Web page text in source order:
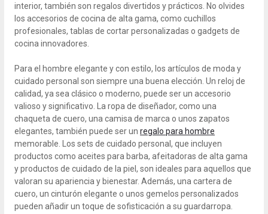
interior, también son regalos divertidos y prácticos. No olvides
los accesorios de cocina de alta gama, como cuchillos
profesionales, tablas de cortar personalizadas o gadgets de
cocina innovadores.
Para el hombre elegante y con estilo, los artículos de moda y
cuidado personal son siempre una buena elección. Un reloj de
calidad, ya sea clásico o moderno, puede ser un accesorio
valioso y significativo. La ropa de diseñador, como una
chaqueta de cuero, una camisa de marca o unos zapatos
elegantes, también puede ser unregalo para hombre
memorable. Los sets de cuidado personal, que incluyen
productos como aceites para barba, afeitadoras de alta gama
y productos de cuidado de la piel, son ideales para aquellos que
valoran su apariencia y bienestar. Además, una cartera de
cuero, un cinturón elegante o unos gemelos personalizados
pueden añadir un toque de sofisticación a su guardarropa.